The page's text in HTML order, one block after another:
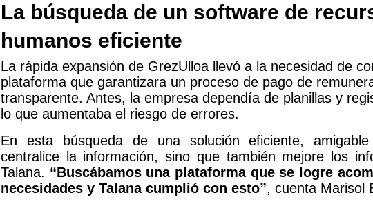
La búsqueda de un software de
humanos eficiente
La rápida expansión de GrezUlloa llevó a la necesidad de
plataforma que garantizara un proceso de pago de
transparente. Antes, la empresa dependía de planillas y
lo que aumentaba el riesgo de errores.
En esta búsqueda de una solución eficiente,
centralice la información, sino que también mejore los
Talana. “Buscábamos una plataforma que se logre
necesidades y Talana cumplió con esto”, cuenta Marisol